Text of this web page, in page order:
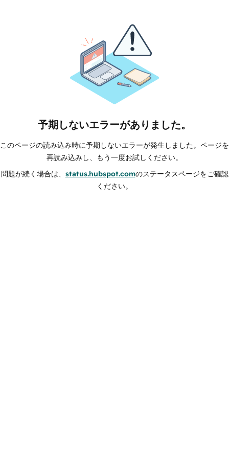
予期しないエラーがありました。
このページの読み込み時に予期しないエラーが発生しました。ページを
再読み込みし、もう一度お試しください。
問題が続く場合は、 status.hubspot.comのステータスページをご確認
ください。